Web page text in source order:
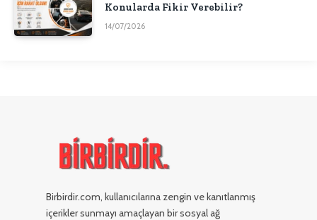
Konularda Fikir Verebilir?
14/07/2026
Birbirdir.com, kullanıcılarına zengin ve kanıtlanmış
içerikler sunmayı amaçlayan bir sosyal ağ